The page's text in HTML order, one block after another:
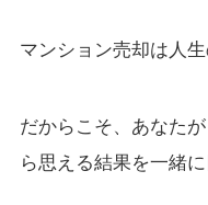
マンション売却は人生
だからこそ、あなた
ら思える結果を一緒に